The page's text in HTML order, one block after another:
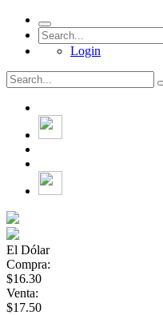
Login
El Dólar
Compra:
$16.30
Venta:
$17.50